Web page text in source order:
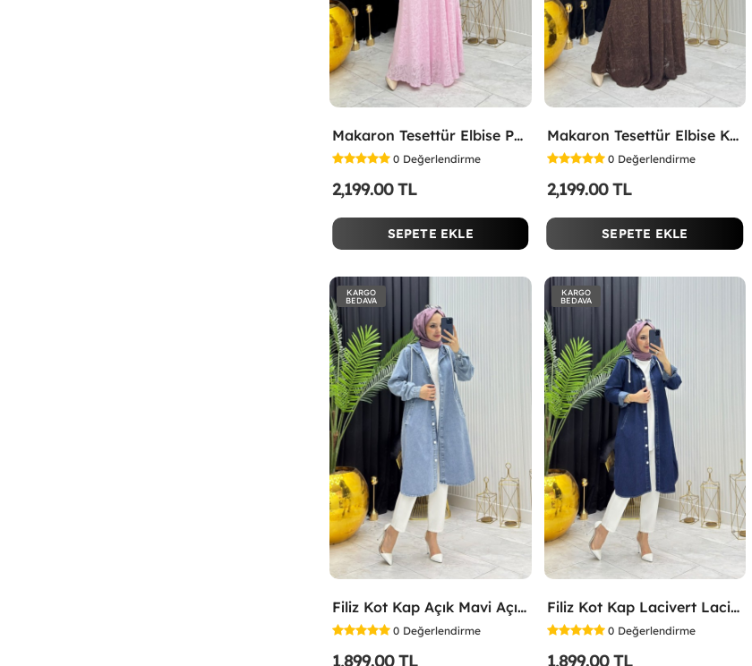
Makaron Tesettür Elbise Pembe Pembe
0 Değerlendirme
2,199.00 TL
SEPETE EKLE
Makaron Tesettür Elbise Kahverengi Kahverengi
0 Değerlendirme
2,199.00 TL
SEPETE EKLE
KARGO
BEDAVA
Filiz Kot Kap Açık Mavi Açık Mavi
0 Değerlendirme
1,899.00 TL
KARGO
BEDAVA
Filiz Kot Kap Lacivert Lacivert
0 Değerlendirme
1,899.00 TL